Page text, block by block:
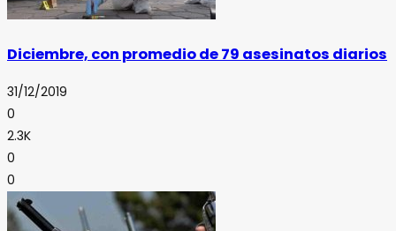
Diciembre, con promedio de 79 asesinatos diarios
31/12/2019
0
2.3K
0
0